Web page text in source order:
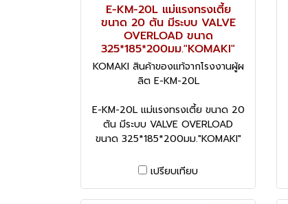
E-KM-20L แม่แรงทรงเตี้ย
ขนาด 20 ตัน มีระบบ VALVE
OVERLOAD ขนาด
325*185*200มม."KOMAKI"
KOMAKI สินค้าของแท้จากโรงงานผู้ผ
ลิต E-KM-20L
E-KM-20L แม่แรงทรงเตี้ย ขนาด 20
ตัน มีระบบ VALVE OVERLOAD
ขนาด 325*185*200มม."KOMAKI"
เปรียบเทียบ